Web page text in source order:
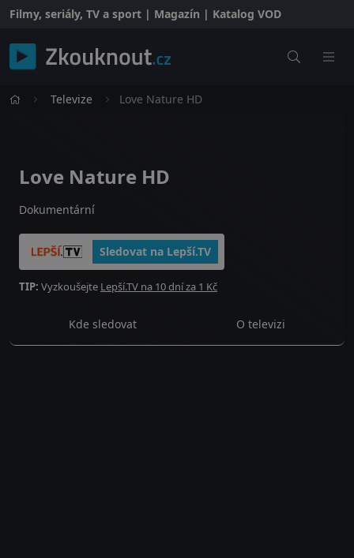
Filmy, seriály, TV a sport | Magazín | Katalog VOD
Televize Love Nature HD
Love Nature HD
Dokumentární
Sledovat na Lepší.TV
TIP: Vyzkoušejte Lepší.TV na 10 dní za 1 Kč
Kde sledovat O televizi